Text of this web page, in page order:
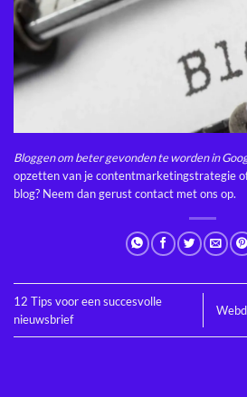
Bloggen om beter gevonden te worden in
opzetten van je contentmarketingstrategie
blog? Neem dan gerust contact met ons op.
12 Tips voor een succesvolle
nieuwsbrief